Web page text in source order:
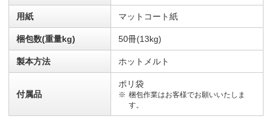
用紙 マットコート紙
梱包数(重量kg) 50冊(13kg)
製本方法 ホットメルト
付属品
ポリ袋
梱包作業はお客様でお願いいたしま
す。